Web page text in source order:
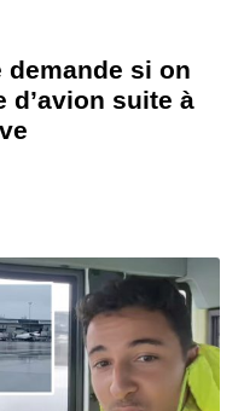
demande si on
d’avion suite à